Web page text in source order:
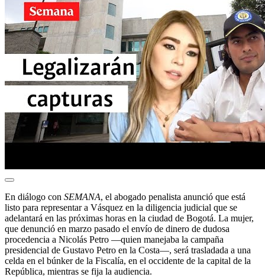
En diálogo con SEMANA, el abogado penalista anunció que está
listo para representar a Vásquez en la diligencia judicial que se
adelantará en las próximas horas en la ciudad de Bogotá. La mujer,
que denunció en marzo pasado el envío de dinero de dudosa
procedencia a Nicolás Petro ―quien manejaba la campaña
presidencial de Gustavo Petro en la Costa―, será trasladada a una
celda en el búnker de la Fiscalía, en el occidente de la capital de la
República, mientras se fija la audiencia.